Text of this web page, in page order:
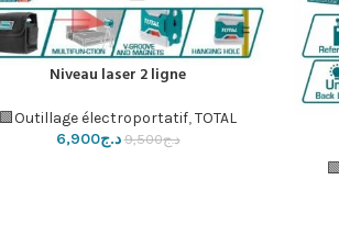
إضافة إلى السلةNiveau laser 2 ligne
Outillage électroportatif,TOTAL🟩
د.ج9,500 د.ج6,900